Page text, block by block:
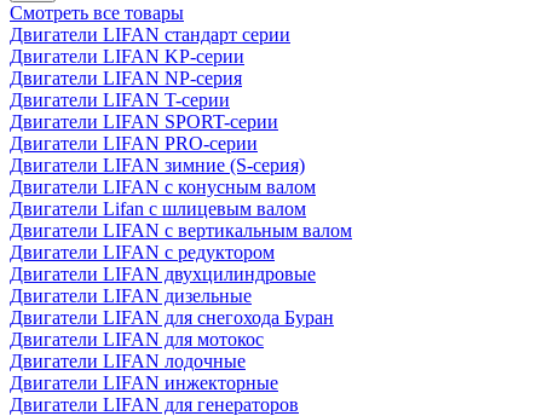
Смотреть все товары
Двигатели LIFAN стандарт серии
Двигатели LIFAN KP-серии
Двигатели LIFAN NP-серия
Двигатели LIFAN T-серии
Двигатели LIFAN SPORT-серии
Двигатели LIFAN PRO-серии
Двигатели LIFAN зимние (S-серия)
Двигатели LIFAN с конусным валом
Двигатели Lifan с шлицевым валом
Двигатели LIFAN с вертикальным валом
Двигатели LIFAN с редуктором
Двигатели LIFAN двухцилиндровые
Двигатели LIFAN дизельные
Двигатели LIFAN для снегохода Буран
Двигатели LIFAN для мотокос
Двигатели LIFAN лодочные
Двигатели LIFAN инжекторные
Двигатели LIFAN для генераторов